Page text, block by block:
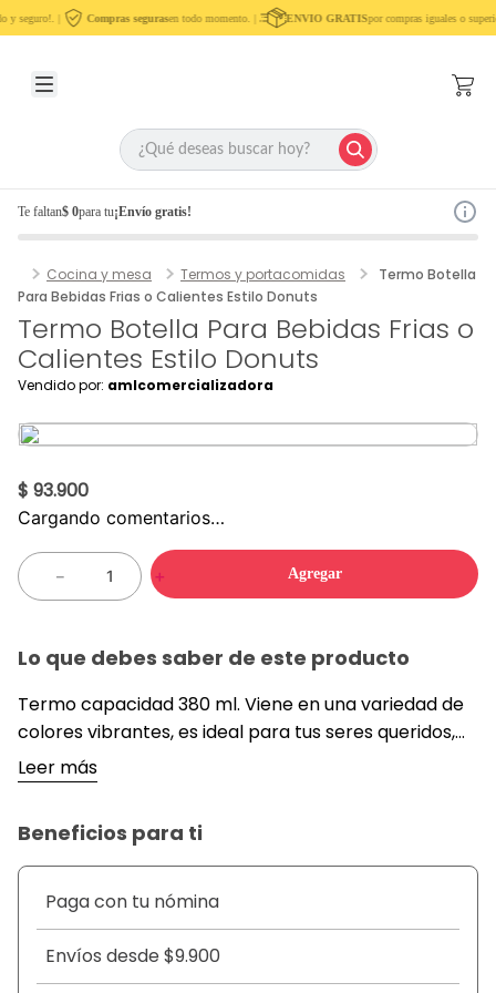
y seguro!. | Compras segurasen todo momento. | ENVIO GRATISpor compras iguales o
Te faltan$ 0para tu¡Envío gratis!
Cocina y mesa Termos y portacomidas
Termo Botella
Para Bebidas Frias o Calientes Estilo Donuts
Termo Botella Para Bebidas Frias o
Calientes Estilo Donuts
Vendido por: amlcomercializadora
$ 93.900
Cargando comentarios…
＋
－ Agregar
Lo que debes saber de este producto
Termo capacidad 380 ml. Viene en una variedad de
colores vibrantes, es ideal para tus seres queridos,
para ayudarlos a mantenerse hidratados y
saludables. Su apariencia de submarino te ayuda a
forma fácil y clara.*** DETALLES ***MEDIDAS:.***
Alto: 14cm.*** Diámetro: 14cm.*** Capacidad: 380
ml.*** disponible en varios colores.***
**INFORMACIÓN IMPORTANTE *Este producto viene
en varios colores, El color de la foto es referencial
para que puedas ver los atributos del producto y al
Leer más
Beneficios para ti
Paga con tu nómina
Envíos desde $9.900